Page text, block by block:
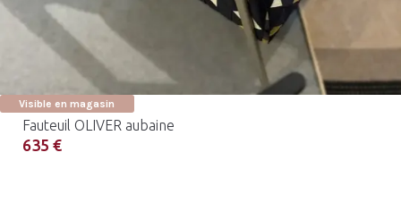
Visible en magasin
Fauteuil OLIVER aubaine
635 €